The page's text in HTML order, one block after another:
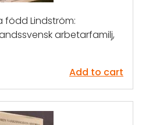
född Lindström:
arbetarfamilj,
Add to cart